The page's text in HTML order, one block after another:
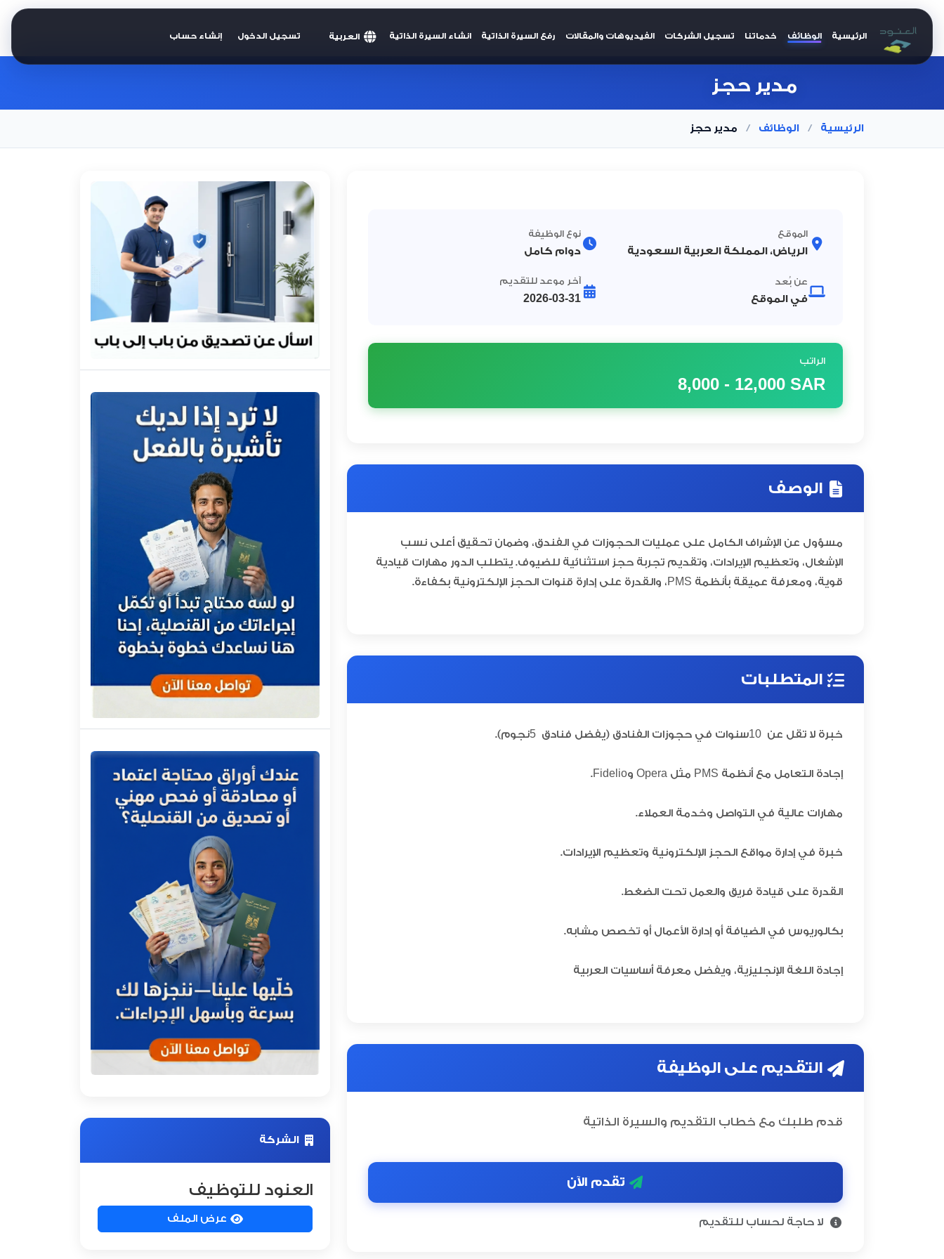
العنود للتوظيف
الرئيسية الوظائف خدماتنا تسجيل الشركات الفيديوهات والمقالات رفع السيرة الذاتية انشاء السيرة الذاتية العربية تسجيل الدخول إنشاء حساب
مدير حجز
الرئيسية / الوظائف / مدير حجز
الموقع
الرياض، المملكة العربية السعودية
نوع الوظيفة
دوام كامل
عن بُعد
في الموقع
آخر موعد للتقديم
2026-03-31
الراتب
8,000 - 12,000 SAR
الوصف
مسؤول عن الإشراف الكامل على عمليات الحجوزات في الفندق، وضمان تحقيق أعلى نسب
الإشغال، وتعظيم الإيرادات، وتقديم تجربة حجز استثنائية للضيوف. يتطلب الدور مهارات قيادية
قوية، ومعرفة عميقة بأنظمة PMS، والقدرة على إدارة قنوات الحجز الإلكترونية بكفاءة.
المتطلبات
خبرة لا تقل عن 10سنوات في حجوزات الفنادق (يفضل فنادق 5نجوم).
إجادة التعامل مع أنظمة PMS مثل Opera وFidelio.
مهارات عالية في التواصل وخدمة العملاء.
خبرة في إدارة مواقع الحجز الإلكترونية وتعظيم الإيرادات.
القدرة على قيادة فريق والعمل تحت الضغط.
بكالوريوس في الضيافة أو إدارة الأعمال أو تخصص مشابه.
إجادة اللغة الإنجليزية، ويفضل معرفة أساسيات العربية
التقديم على الوظيفة
قدم طلبك مع خطاب التقديم والسيرة الذاتية
تقدم الآن
لا حاجة لحساب للتقديم
الشركة
العنود للتوظيف
عرض الملف